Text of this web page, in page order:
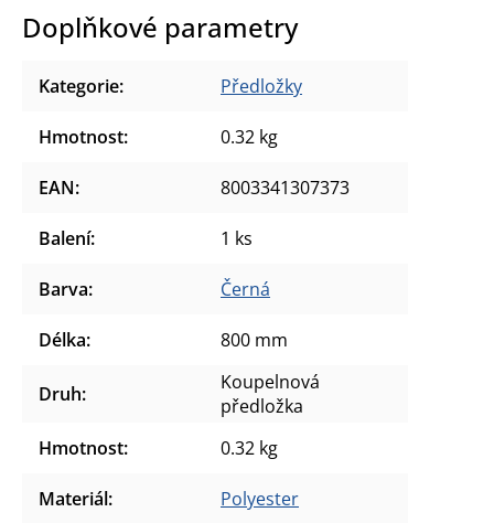
Doplňkové parametry
Kategorie: Předložky
Hmotnost: 0.32 kg
EAN: 8003341307373
Balení: 1 ks
Barva: Černá
Délka: 800 mm
Druh:
Koupelnová
předložka
Hmotnost: 0.32 kg
Materiál: Polyester